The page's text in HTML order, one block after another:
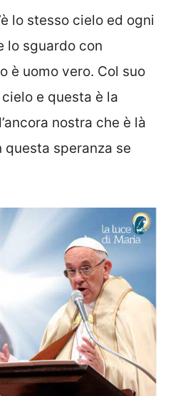
lo stesso cielo ed ogni
lo sguardo con
è uomo vero. Col suo
e questa è la
nostra che è là
questa speranza se